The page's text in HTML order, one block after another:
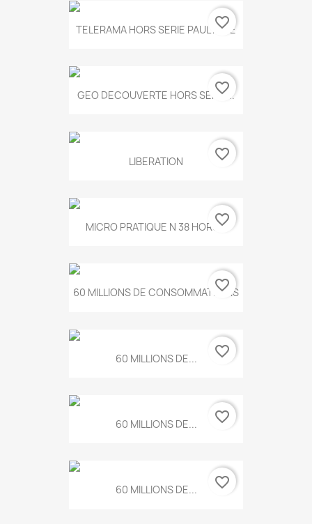
TELERAMA HORS SERIE PAUL KLEE
favorite_border
GEO DECOUVERTE HORS SERIE...
favorite_border
LIBERATION favorite_border
MICRO PRATIQUE N 38 HORS...
favorite_border
60 MILLIONS DE CONSOMMATEURS
favorite_border
60 MILLIONS DE... favorite_border
60 MILLIONS DE... favorite_border
60 MILLIONS DE... favorite_border